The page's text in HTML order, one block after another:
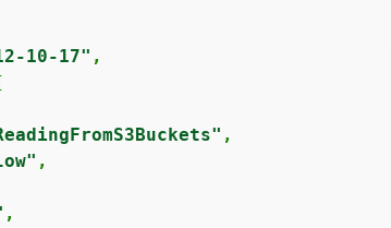
10-17" ,
,
,
,